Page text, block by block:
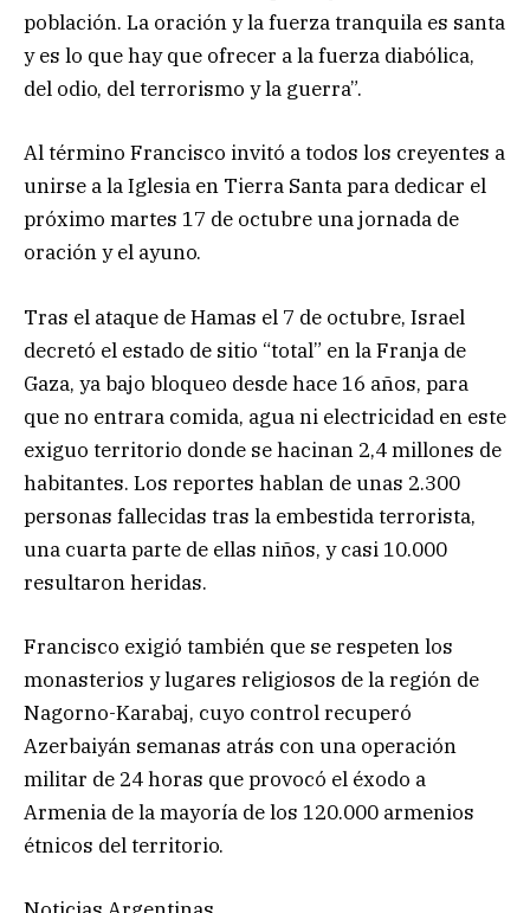
población. La oración y la fuerza tranquila es santa
y es lo que hay que ofrecer a la fuerza diabólica,
del odio, del terrorismo y la guerra”.
Al término Francisco invitó a todos los creyentes a
unirse a la Iglesia en Tierra Santa para dedicar el
próximo martes 17 de octubre una jornada de
oración y el ayuno.
Tras el ataque de Hamas el 7 de octubre, Israel
decretó el estado de sitio “total” en la Franja de
Gaza, ya bajo bloqueo desde hace 16 años, para
que no entrara comida, agua ni electricidad en este
exiguo territorio donde se hacinan 2,4 millones de
habitantes. Los reportes hablan de unas 2.300
personas fallecidas tras la embestida terrorista,
una cuarta parte de ellas niños, y casi 10.000
resultaron heridas.
Francisco exigió también que se respeten los
monasterios y lugares religiosos de la región de
Nagorno-Karabaj, cuyo control recuperó
Azerbaiyán semanas atrás con una operación
militar de 24 horas que provocó el éxodo a
Armenia de la mayoría de los 120.000 armenios
étnicos del territorio.